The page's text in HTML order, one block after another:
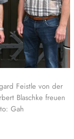
Feistle von der
Blaschke freuen
Gah